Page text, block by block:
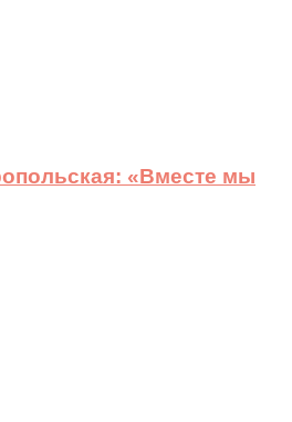
«Вместе мы